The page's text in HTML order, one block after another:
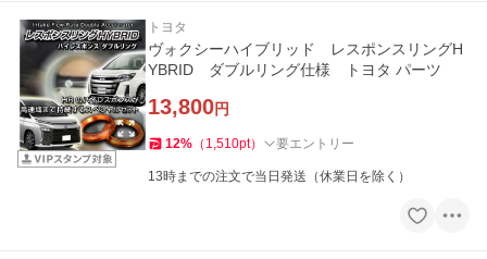
トヨタ
ヴォクシーハイブリッド レスポンスリングH
YBRID ダブルリング仕様 トヨタ パーツ
13,800円
12% （ 1,510pt） 要エントリー
13時までの注文で当日発送（休業日を除く）